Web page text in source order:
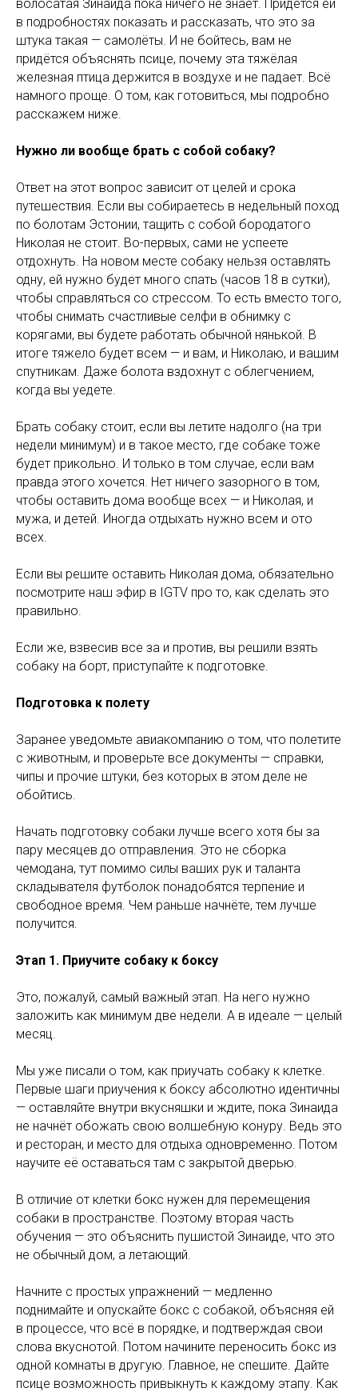
волосатая Зинаида пока ничего не знает. Придётся ей
в подробностях показать и рассказать, что это за
штука такая — самолёты. И не бойтесь, вам не
придётся объяснять псице, почему эта тяжёлая
железная птица держится в воздухе и не падает. Всё
намного проще. О том, как готовиться, мы подробно
расскажем ниже.
Нужно ли вообще брать с собой собаку?
Ответ на этот вопрос зависит от целей и срока
путешествия. Если вы собираетесь в недельный поход
по болотам Эстонии, тащить с собой бородатого
Николая не стоит. Во-первых, сами не успеете
отдохнуть. На новом месте собаку нельзя оставлять
одну, ей нужно будет много спать (часов 18 в сутки),
чтобы справляться со стрессом. То есть вместо того,
чтобы снимать счастливые селфи в обнимку с
корягами, вы будете работать обычной нянькой. В
итоге тяжело будет всем — и вам, и Николаю, и вашим
спутникам. Даже болота вздохнут с облегчением,
когда вы уедете.
Брать собаку стоит, если вы летите надолго (на три
недели минимум) и в такое место, где собаке тоже
будет прикольно. И только в том случае, если вам
правда этого хочется. Нет ничего зазорного в том,
чтобы оставить дома вообще всех — и Николая, и
мужа, и детей. Иногда отдыхать нужно всем и ото
всех.
Если вы решите оставить Николая дома, обязательно
посмотрите наш эфир в IGTV про то, как сделать это
правильно.
Если же, взвесив все за и против, вы решили взять
собаку на борт, приступайте к подготовке.
Подготовка к полету
Заранее уведомьте авиакомпанию о том, что полетите
с животным, и проверьте все документы — справки,
чипы и прочие штуки, без которых в этом деле не
обойтись.
Начать подготовку собаки лучше всего хотя бы за
пару месяцев до отправления. Это не сборка
чемодана, тут помимо силы ваших рук и таланта
складывателя футболок понадобятся терпение и
свободное время. Чем раньше начнёте, тем лучше
получится.
Этап 1. Приучите собаку к боксу
Это, пожалуй, самый важный этап. На него нужно
заложить как минимум две недели. А в идеале — целый
месяц.
Мы уже писали о том, как приучать собаку к клетке.
Первые шаги приучения к боксу абсолютно идентичны
— оставляйте внутри вкусняшки и ждите, пока Зинаида
не начнёт обожать свою волшебную конуру. Ведь это
и ресторан, и место для отдыха одновременно. Потом
научите её оставаться там с закрытой дверью.
В отличие от клетки бокс нужен для перемещения
собаки в пространстве. Поэтому вторая часть
обучения — это объяснить пушистой Зинаиде, что это
не обычный дом, а летающий.
Начните с простых упражнений — медленно
поднимайте и опускайте бокс с собакой, объясняя ей
в процессе, что всё в порядке, и подтверждая свои
слова вкуснотой. Потом начините переносить бокс из
одной комнаты в другую. Главное, не спешите. Дайте
псице возможность привыкнуть к каждому этапу. Как